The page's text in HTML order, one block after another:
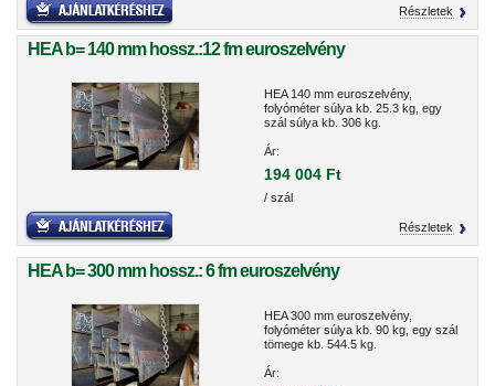
Részletek
HEA b= 140 mm hossz.:12 fm euroszelvény
HEA 140 mm euroszelvény,
folyóméter súlya kb. 25.3 kg, egy
szál súlya kb. 306 kg.
Ár:
194 004 Ft
/ szál
Részletek
HEA b= 300 mm hossz.: 6 fm euroszelvény
HEA 300 mm euroszelvény,
folyóméter súlya kb. 90 kg, egy szál
tömege kb. 544.5 kg.
Ár: